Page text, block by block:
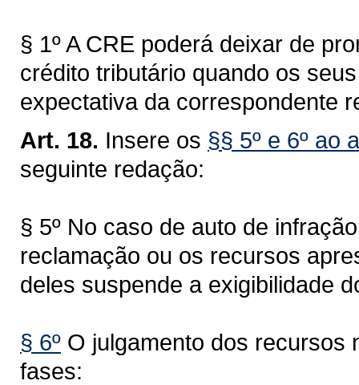
§ 1º A CRE poderá deixar de
crédito tributário quando os
expectativa da correspondente
Art. 18. Insere os §§ 5º e 6º ao
seguinte redação:
§ 5º No caso de auto de
reclamação ou os recursos
deles suspende a exigibilidade
§ 6º O julgamento dos recursos
fases: